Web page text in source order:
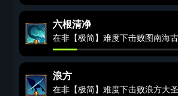
六根清净
在非【极简】难度下击败图南海
浪方
在非【极简】难度下击败浪方大圣